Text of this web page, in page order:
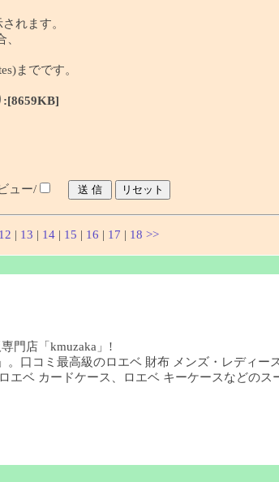
れます。
までです。
:[8659KB]
ュー/
12 | 13 | 14 | 15 | 16 | 17 | 18 >>
門店「kmuzaka」!
口コミ最高級のロエベ 財布 メンズ・レディ
ベ カードケース、ロエベ キーケースなどの